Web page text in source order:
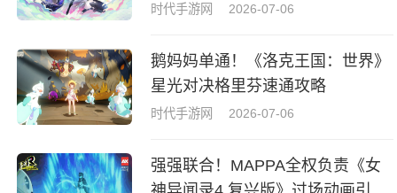
时代手游网 2026-07-06
鹅妈妈单通！《洛克王国：世界》
星光对决格里芬速通攻略
时代手游网 2026-07-06
强强联合！MAPPA全权负责《女